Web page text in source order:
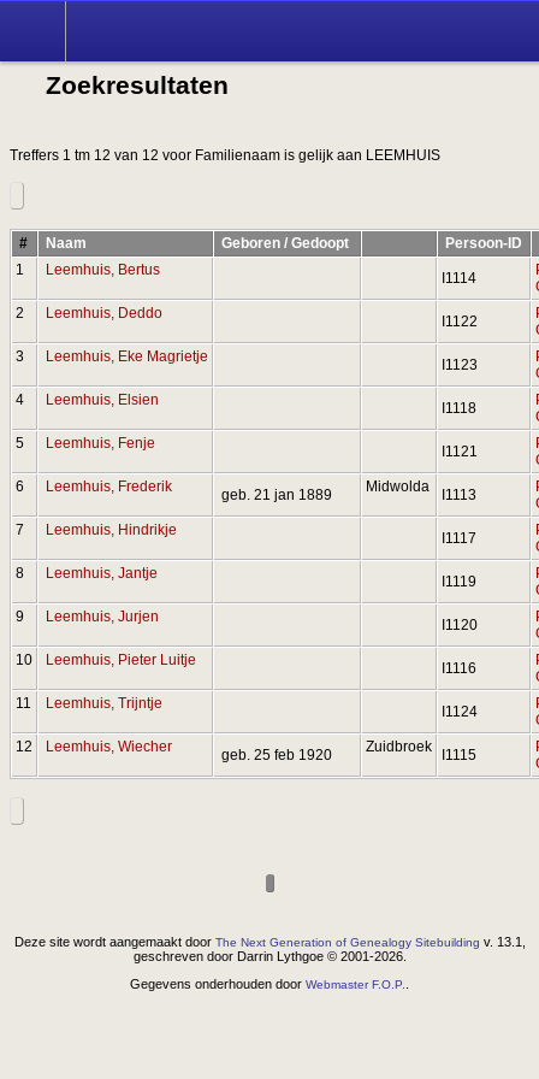
Zoekresultaten
Treffers 1 tm 12 van 12 voor Familienaam is gelijk aan LEEMHUIS
# Naam Geboren / Gedoopt Persoon-ID
1
Leemhuis, Bertus I1114
2
Leemhuis, Deddo I1122
3
Leemhuis, Eke Magrietje I1123
4
Leemhuis, Elsien I1118
5
Leemhuis, Fenje I1121
6
Leemhuis, Frederik geb. 21 jan 1889 Midwolda I1113
7
Leemhuis, Hindrikje I1117
8
Leemhuis, Jantje I1119
9
Leemhuis, Jurjen I1120
10
Leemhuis, Pieter Luitje I1116
11
Leemhuis, Trijntje I1124
12
Leemhuis, Wiecher geb. 25 feb 1920 Zuidbroek I1115
Deze site wordt aangemaakt door The Next Generation of Genealogy Sitebuilding v. 13.1,
geschreven door Darrin Lythgoe © 2001-2026.
Gegevens onderhouden door Webmaster F.O.P.